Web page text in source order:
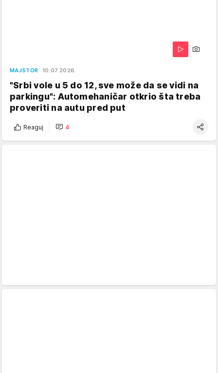
MAJSTOR 10.07.2026.
"Srbi vole u 5 do 12, sve može da se vidi na
parkingu": Automehaničar otkrio šta treba
proveriti na autu pred put
Reaguj 4